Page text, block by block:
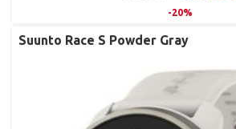
-20%
Suunto Race S Powder Gray